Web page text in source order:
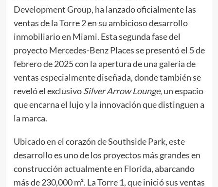
Development Group, ha lanzado oficialmente las
ventas de la Torre 2 en su ambicioso desarrollo
inmobiliario en Miami. Esta segunda fase del
proyecto Mercedes-Benz Places se presentó el 5 de
febrero de 2025 con la apertura de una galería de
ventas especialmente diseñada, donde también se
reveló el exclusivoSilver Arrow Lounge, un espacio
que encarna el lujo y la innovación que distinguen a
la marca.
Ubicado en el corazón de Southside Park, este
desarrollo es uno de los proyectos más grandes en
construcción actualmente en Florida, abarcando
más de 230,000 m². La Torre 1, que inició sus ventas